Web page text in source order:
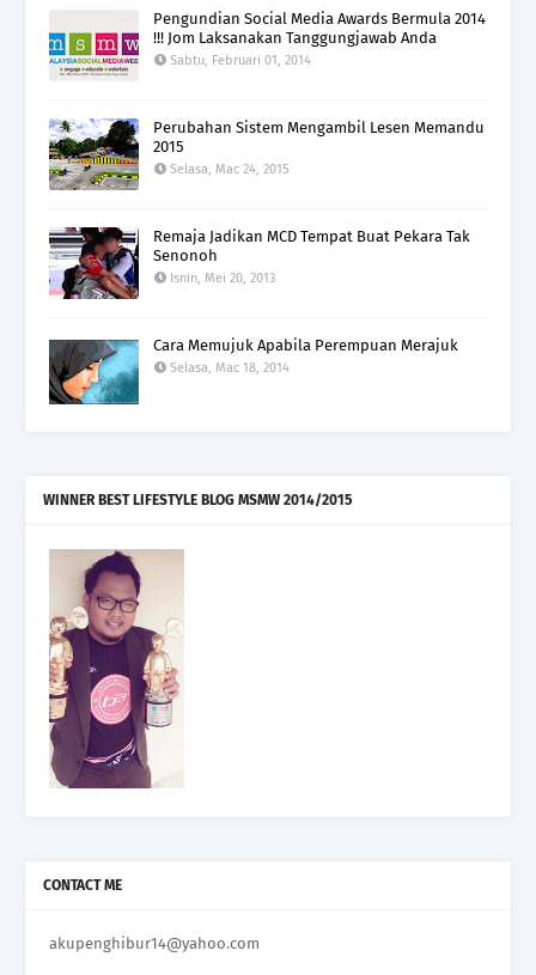
Pengundian Social Media Awards Bermula 2014
!!! Jom Laksanakan Tanggungjawab Anda
Sabtu, Februari 01, 2014
Perubahan Sistem Mengambil Lesen Memandu
2015
Selasa, Mac 24, 2015
Remaja Jadikan MCD Tempat Buat Pekara Tak
Senonoh
Isnin, Mei 20, 2013
Cara Memujuk Apabila Perempuan Merajuk
Selasa, Mac 18, 2014
WINNER BEST LIFESTYLE BLOG MSMW 2014/2015
CONTACT ME
akupenghibur14@yahoo.com